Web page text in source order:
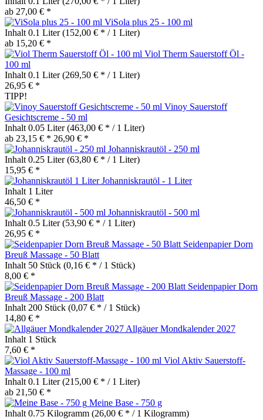
ab 27,00 € *
ViSola plus 25 - 100 ml
Inhalt 0.1 Liter(152,00 € * / 1 Liter)
ab 15,20 € *
Viol Therm Sauerstoff Öl -
100 ml
Inhalt 0.1 Liter(269,50 € * / 1 Liter)
26,95 € *
TIPP!
Vinoy Sauerstoff
Gesichtscreme - 50 ml
Inhalt 0.05 Liter(463,00 € * / 1 Liter)
ab 23,15 € * 26,90 € *
Johanniskrautöl - 250 ml
Inhalt 0.25 Liter(63,80 € * / 1 Liter)
15,95 € *
Johanniskrautöl - 1 Liter
Inhalt 1 Liter
46,50 € *
Johanniskrautöl - 500 ml
Inhalt 0.5 Liter(53,90 € * / 1 Liter)
26,95 € *
Seidenpapier Dorn
Breuß Massage - 50 Blatt
Inhalt 50 Stück (0,16 € * / 1 Stück)
8,00 € *
Seidenpapier Dorn
Breuß Massage - 200 Blatt
Inhalt 200 Stück (0,07 € * / 1 Stück)
14,80 € *
Allgäuer Mondkalender 2027
Inhalt 1 Stück
7,60 € *
Viol Aktiv Sauerstoff-
Massage - 100 ml
Inhalt 0.1 Liter(215,00 € * / 1 Liter)
ab 21,50 € *
Meine Base - 750 g
Inhalt 0.75 Kilogramm (26,00 € * / 1 Kilogramm)